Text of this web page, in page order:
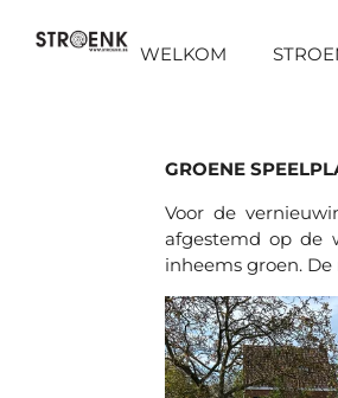
direct
WELKOM
GROENE
Voor de
afgestemd op de
inheems groen.